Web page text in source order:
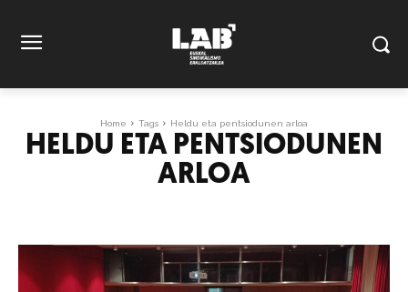
Home Tags Heldu eta pentsiodunen arloa
HELDU ETA PENTSIODUNEN
ARLOA